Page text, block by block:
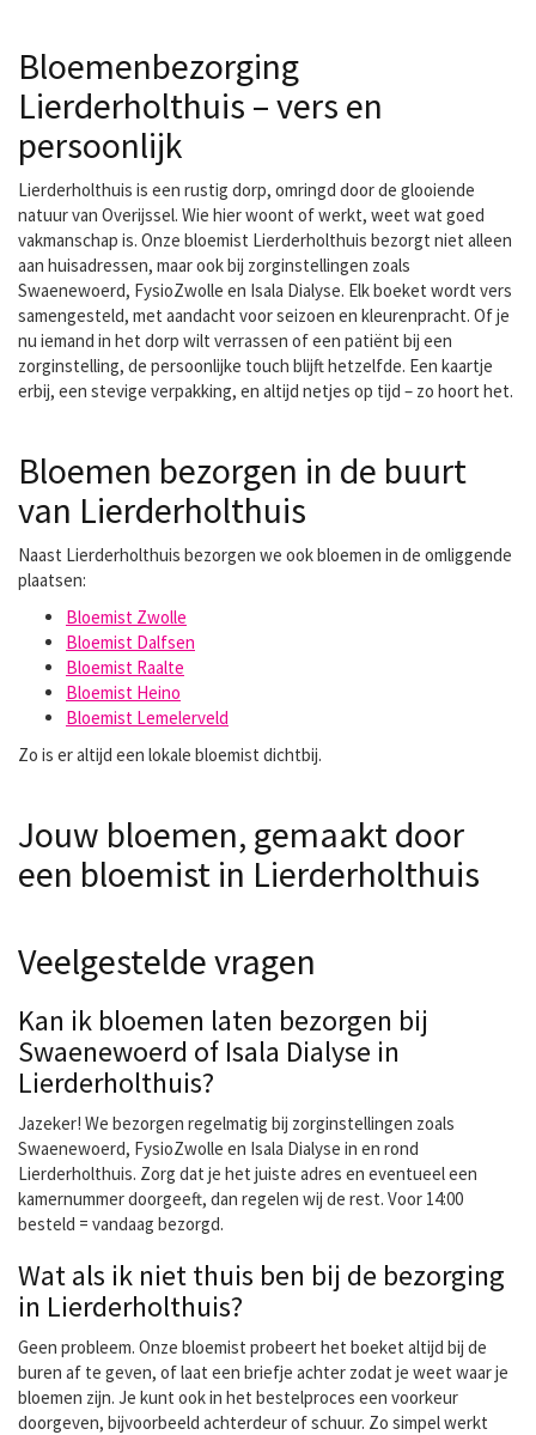
Bloemenbezorging
Lierderholthuis – vers en
persoonlijk
Lierderholthuis is een rustig dorp, omringd door de glooiende
natuur van Overijssel. Wie hier woont of werkt, weet wat goed
vakmanschap is. Onze bloemist Lierderholthuis bezorgt niet alleen
aan huisadressen, maar ook bij zorginstellingen zoals
Swaenewoerd, FysioZwolle en Isala Dialyse. Elk boeket wordt vers
samengesteld, met aandacht voor seizoen en kleurenpracht. Of je
nu iemand in het dorp wilt verrassen of een patiënt bij een
zorginstelling, de persoonlijke touch blijft hetzelfde. Een kaartje
erbij, een stevige verpakking, en altijd netjes op tijd – zo hoort het.
Bloemen bezorgen in de buurt
van Lierderholthuis
Naast Lierderholthuis bezorgen we ook bloemen in de omliggende
plaatsen:
Bloemist Zwolle
Bloemist Dalfsen
Bloemist Raalte
Bloemist Heino
Bloemist Lemelerveld
Zo is er altijd een lokale bloemist dichtbij.
Jouw bloemen, gemaakt door
een bloemist in Lierderholthuis
Veelgestelde vragen
Kan ik bloemen laten bezorgen bij
Swaenewoerd of Isala Dialyse in
Lierderholthuis?
Jazeker! We bezorgen regelmatig bij zorginstellingen zoals
Swaenewoerd, FysioZwolle en Isala Dialyse in en rond
Lierderholthuis. Zorg dat je het juiste adres en eventueel een
kamernummer doorgeeft, dan regelen wij de rest. Voor 14:00
besteld = vandaag bezorgd.
Wat als ik niet thuis ben bij de bezorging
in Lierderholthuis?
Geen probleem. Onze bloemist probeert het boeket altijd bij de
buren af te geven, of laat een briefje achter zodat je weet waar je
bloemen zijn. Je kunt ook in het bestelproces een voorkeur
doorgeven, bijvoorbeeld achterdeur of schuur. Zo simpel werkt